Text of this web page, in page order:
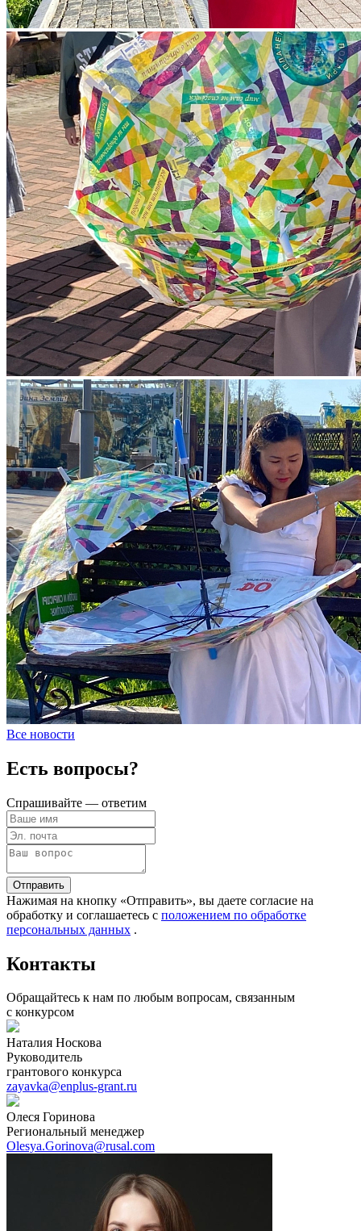
Все новости
Есть вопросы?
Спрашивайте — ответим
Отправить
Нажимая на кнопку «Отправить», вы даете согласие на
обработку и соглашаетесь c положением по обработке
персональных данных .
Контакты
Обращайтесь к нам по любым вопросам, связанным
с конкурсом
Наталия Носкова
Руководитель
грантового конкурса
zayavka@enplus-grant.ru
Олеся Горинова
Региональный менеджер
Olesya.Gorinova@rusal.com